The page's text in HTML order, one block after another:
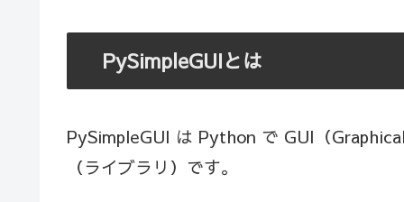
PySimpleGUIとは
PySimpleGUI は Python で GUI（
（ライブラリ）です。